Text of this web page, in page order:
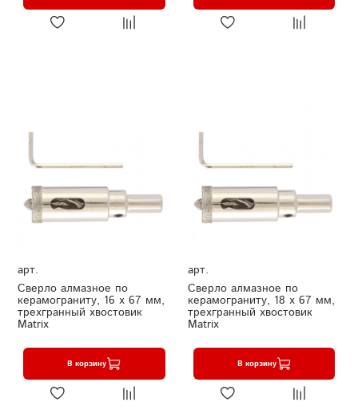
арт.
Сверло алмазное по
керамограниту, 16 х 67 мм,
трехгранный хвостовик
Matrix
В корзину
арт.
Сверло алмазное по
керамограниту, 18 х 67 мм,
трехгранный хвостовик
Matrix
В корзину